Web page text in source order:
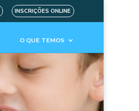
INSCRIÇÕES ONLINE
O QUE TEMOS